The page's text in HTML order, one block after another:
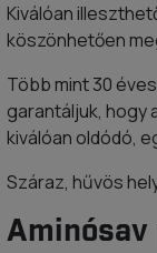
Kiválóan
köszönhetően
Több mint 30
garantáljuk, hogy
kiválóan oldódó,
Száraz, hűvös